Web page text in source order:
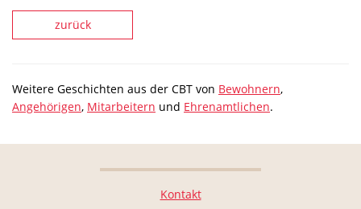
zurück
Weitere Geschichten aus der CBT von Bewohnern,
Angehörigen, Mitarbeitern und Ehrenamtlichen.
Kontakt